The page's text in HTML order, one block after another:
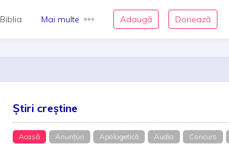
Biblia Mai multe Adaugă Donează
Știri creștine
Acasă Anunțuri Apologetică Audio Concurs